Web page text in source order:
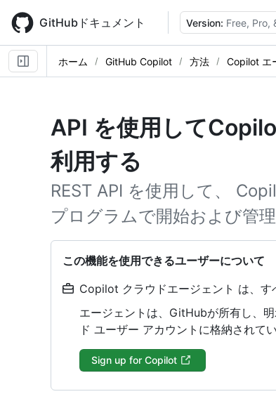
main
content
GitHubドキュメント Version: Free, Pro,
ホーム GitHub Copilot 方法 Copilot エ
API を使用して
利用する
REST API を使用して、
プログラムで開始および管理
この機能を使用できるユーザーについて
Copilot クラウドエージェント は、す
エージェントは、GitHubが所有し、
ド ユーザー アカウントに格納されて
Sign up for Copilot